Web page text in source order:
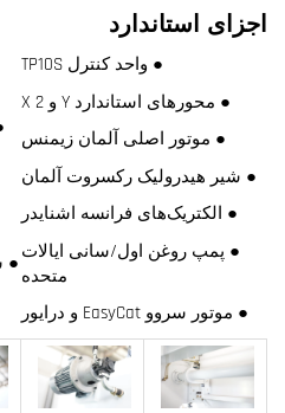
اجزای استاندارد
● واحد کنترل TP10S
● محورهای استاندارد Y و X 2
● موتور اصلی آلمان زیمنس
● شیر هیدرولیک رکسروت آلمان
● الکتریک‌های فرانسه اشنایدر
● پمپ روغن اول/سانی ایالات
متحده
●
● موتور سروو EasyCat و درایور